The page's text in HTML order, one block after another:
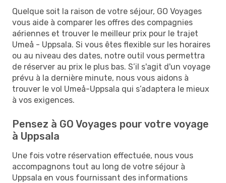
Quelque soit la raison de votre séjour, GO Voyages
vous aide à comparer les offres des compagnies
aériennes et trouver le meilleur prix pour le trajet
Umeå - Uppsala. Si vous êtes flexible sur les horaires
ou au niveau des dates, notre outil vous permettra
de réserver au prix le plus bas. S’il s'agit d'un voyage
prévu à la dernière minute, nous vous aidons à
trouver le vol Umeå-Uppsala qui s’adaptera le mieux
à vos exigences.
Pensez à GO Voyages pour votre voyage
à Uppsala
Une fois votre réservation effectuée, nous vous
accompagnons tout au long de votre séjour à
Uppsala en vous fournissant des informations